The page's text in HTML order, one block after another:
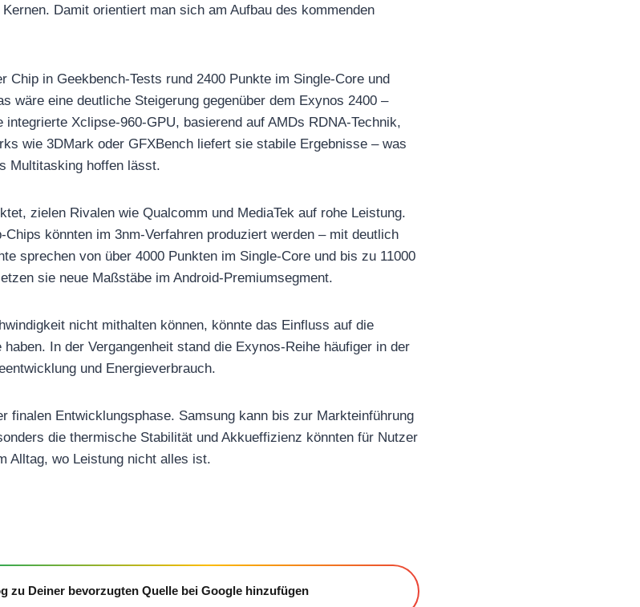
Damit orientiert man sich am Aufbau des kommenden
Chip in Geekbench-Tests rund 2400 Punkte im Single-Core und
wäre eine deutliche Steigerung gegenüber dem Exynos 2400 –
Xclipse-960-GPU, basierend auf AMDs RDNA-Technik,
wie 3DMark oder GFXBench liefert sie stabile Ergebnisse – was
Multitasking hoffen lässt.
zielen Rivalen wie Qualcomm und MediaTek auf rohe Leistung.
Chips könnten im 3nm-Verfahren produziert werden – mit deutlich
sprechen von über 4000 Punkten im Single-Core und bis zu 11000
sie neue Maßstäbe im Android-Premiumsegment.
nicht mithalten können, könnte das Einfluss auf die
In der Vergangenheit stand die Exynos-Reihe häufiger in der
und Energieverbrauch.
finalen Entwicklungsphase. Samsung kann bis zur Markteinführung
die thermische Stabilität und Akkueffizienz könnten für Nutzer
Alltag, wo Leistung nicht alles ist.
zu Deiner bevorzugten Quelle bei Google hinzufügen